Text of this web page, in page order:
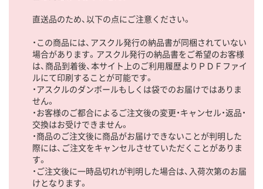
直送品のため、以下の点にご注意ください。
・この商品には、アスクル発行の納品書が同梱されていない
場合があります。アスクル発行の納品書をご希望のお客様
は、商品到着後、本サイト上のご利用履歴よりＰＤＦファイ
ルにて印刷することが可能です。
・アスクルのダンボールもしくは袋でのお届けではありま
せん。
・お客様のご都合によるご注文後の変更・キャンセル・返品・
交換はお受けできません。
・商品のご注文後に商品がお届けできないことが判明した
際には、ご注文をキャンセルさせていただくことがありま
す。
・ご注文後に一時品切れが判明した場合は、入荷次第のお届
けとなります。